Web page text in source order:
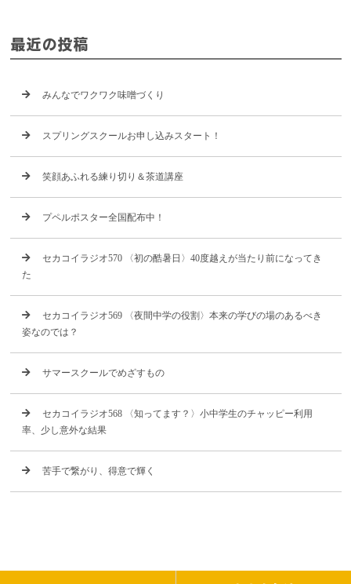
最近の投稿
みんなでワクワク味噌づくり
スプリングスクールお申し込みスタート！
笑顔あふれる練り切り＆茶道講座
プペルポスター全国配布中！
セカコイラジオ570 〈初の酷暑日〉40度越えが当たり前になってき
た
セカコイラジオ569 〈夜間中学の役割〉本来の学びの場のあるべき
姿なのでは？
サマースクールでめざすもの
セカコイラジオ568 〈知ってます？〉小中学生のチャッピー利用
率、少し意外な結果
苦手で繋がり、得意で輝く